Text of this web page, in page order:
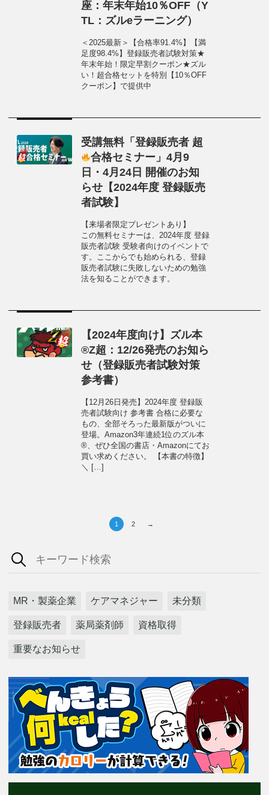
座：年末年始10％OFF（Y
TL：ズルeラーニング）
＜2025最新＞【合格率91.4%】【満
足度98.4%】登録販売者試験対策★
年末年始！限定早割クーポン★ズル
い！超合格セットを特別【10％OFF
クーポン】で提供中
受講無料「登録販売者 超
合格セミナー」4月9
日・4月24日 開催のお知
らせ【2024年度 登録販売
者試験】
【来場者限定プレゼントあり】
この無料セミナーは、2024年度 登録
販売者試験 受験者向けのイベントで
す。ここからでも始められる、登録
販売者試験に失敗しないための勉強
法を知ることができます。
【2024年度向け】ズル本
®Z超：12/26発売のお知ら
せ（登録販売者試験対策
参考書）
【12月26日発売】2024年度 登録販
売者試験向け 参考書 合格に必要な
もの、全部そろった最新版がついに
登場。Amazon3年連続1位のズル本
®、ぜひ全国の書店・Amazonにてお
買い求めください。 【本書の特徴】
＼ […]
1 2 →
MR・製薬企業 ケアマネジャー 未分類
登録販売者 薬局薬剤師 資格取得
重要なお知らせ